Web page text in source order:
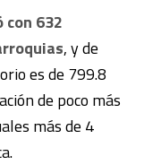
con 632
, y de
es de 799.8
de poco más
más de 4